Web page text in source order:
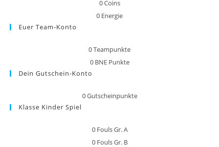
0Coins
0 Energie
Euer Team-Konto
0Teampunkte
0 BNE Punkte
Dein Gutschein-Konto
0Gutscheinpunkte
Klasse Kinder Spiel
0 Fouls Gr. A
0 Fouls Gr. B